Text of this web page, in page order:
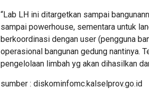
“Lab LH ini ditargetkan sampai
sampai powerhouse, sementara untuk
berkoordinasi dengan user (pengguna
operasional bangunan gedung nantinya.
pengelolaan limbah yg akan dihasilkan
sumber : diskominfomc.kalselprov.go.id